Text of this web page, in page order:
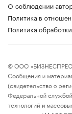
О соблюдении
Политика в
Политика
© ООО
Сообщения и
(свидетельство о
Федеральной
технологий и